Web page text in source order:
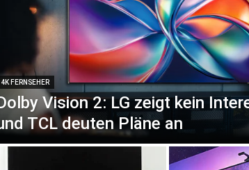
4K FERNSEHER
Vision 2: LG zeigt kein
TCL deuten Pläne an